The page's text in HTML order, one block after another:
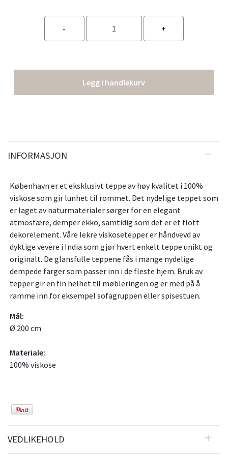
Legg i handlekurv
INFORMASJON
København er et eksklusivt teppe av høy kvalitet i 100%
viskose som gir lunhet til rommet. Det nydelige teppet som
er laget av naturmaterialer sørger for en elegant
atmosfære, demper ekko, samtidig som det er et flott
dekorelement. Våre lekre viskosetepper er håndvevd av
dyktige vevere i India som gjør hvert enkelt teppe unikt og
originalt. De glansfulle teppene fås i mange nydelige
dempede farger som passer inn i de fleste hjem. Bruk av
tepper gir en fin helhet til møbleringen og er med på å
ramme inn for eksempel sofagruppen eller spisestuen.
Mål:
Ø 200 cm
Materiale:
100% viskose
VEDLIKEHOLD